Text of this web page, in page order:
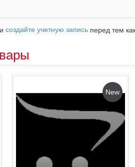
создайте учетную запись перед тем
New